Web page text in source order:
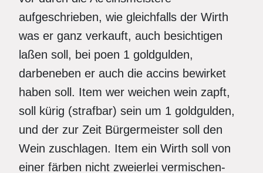
aufgeschrieben, wie gleichfalls der Wirth
was er ganz verkauft, auch besichtigen
laßen soll, bei poen 1 goldgulden,
darbeneben er auch die accins bewirket
haben soll. Item wer weichen wein zapft,
soll kürig (strafbar) sein um 1 goldgulden,
und der zur Zeit Bürgermeister soll den
Wein zuschlagen. Item ein Wirth soll von
einer färben nicht zweierlei vermischen-